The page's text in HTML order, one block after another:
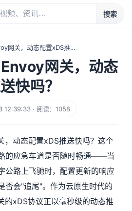
搜索
美国高可用Envoy网关，动态配置xDS推送快吗？
网关，动态
快吗？
· 阅读：1058
，动态配置xDS推送快吗？这个
的应急车道是否随时畅通——当
公路上飞驰时，配置更新的响应
否会"追尾"。作为云原生时代的
的xDS协议正以毫秒级的动态推